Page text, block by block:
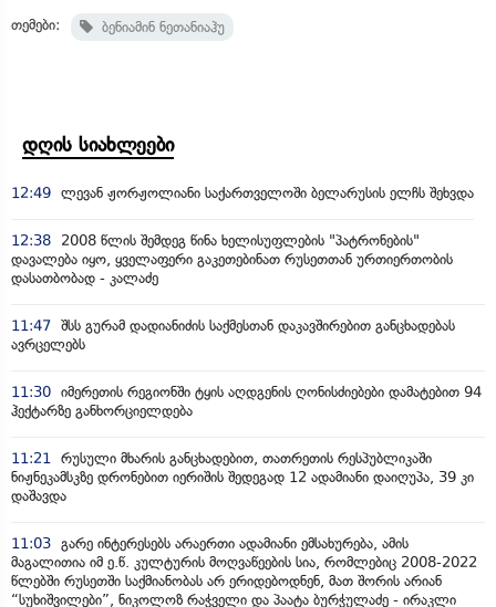
თემები: ბენიამინ ნეთანიაჰუ
დღის სიახლეები
12:49 ლევან ჟორჟოლიანი საქართველოში ბელარუსის ელჩს შეხვდა
12:38
2008 წლის შემდეგ წინა ხელისუფლების "პატრონების"
დავალება იყო, ყველაფერი გაკეთებინათ რუსეთთან ურთიერთობის
დასათბობად - კალაძე
11:47 შსს გურამ დადიანიძის საქმესთან დაკავშირებით განცხადებას
ავრცელებს
11:30 იმერეთის რეგიონში ტყის აღდგენის ღონისძიებები დამატებით 94
ჰექტარზე განხორციელდება
11:21
რუსული მხარის განცხადებით, თათრეთის რესპუბლიკაში
ნიჟნეკამსკზე დრონებით იერიშის შედეგად 12 ადამიანი დაიღუპა, 39 კი
დაშავდა
11:03 გარე ინტერესებს არაერთი ადამიანი ემსახურება, ამის
მაგალითია იმ ე.წ. კულტურის მოღვაწეების სია, რომლებიც 2008-2022
წლებში რუსეთში საქმიანობას არ ერიდებოდნენ, მათ შორის არიან
“სუხიშვილები”, ნიკოლოზ რაჭველი და პაატა ბურჭულაძე - ირაკლი